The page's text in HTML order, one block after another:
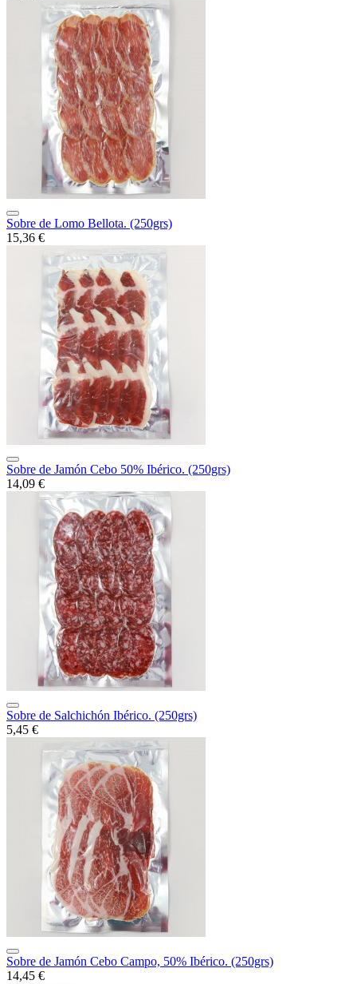
Sobre de Lomo Bellota. (250grs)
15,36 €
Sobre de Jamón Cebo 50% Ibérico. (250grs)
14,09 €
Sobre de Salchichón Ibérico. (250grs)
5,45 €
Sobre de Jamón Cebo Campo, 50% Ibérico. (250grs)
14,45 €